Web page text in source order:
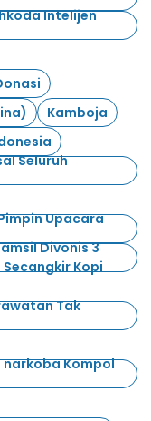
Intelijen
Kamboja
Seluruh
Upacara
Divonis 3
Kopi
Tak
narkoba Kompol